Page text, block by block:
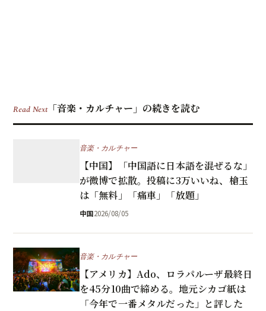
Read Next「音楽・カルチャー」の続きを読む
音楽・カルチャー
【中国】「中国語に日本語を混ぜるな」
が微博で拡散。投稿に3万いいね、槍玉
は「無料」「痛車」「放題」
中国2026/08/05
音楽・カルチャー
【アメリカ】Ado、ロラパルーザ最終日
を45分10曲で締める。地元シカゴ紙は
「今年で一番メタルだった」と評した